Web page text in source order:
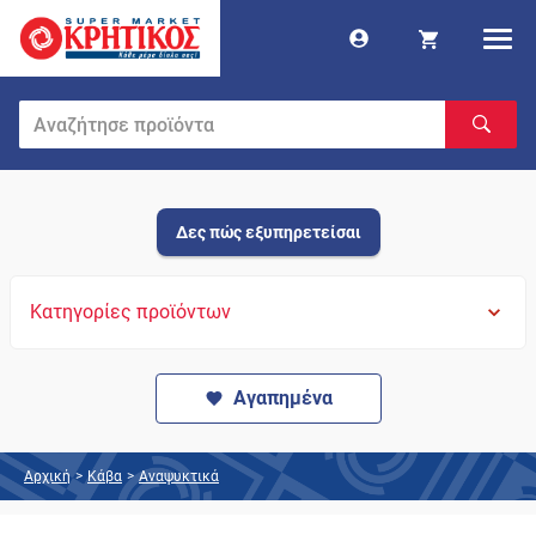
Δες πώς εξυπηρετείσαι
Κατηγορίες προϊόντων
Αγαπημένα
Αρχική > Κάβα > Αναψυκτικά